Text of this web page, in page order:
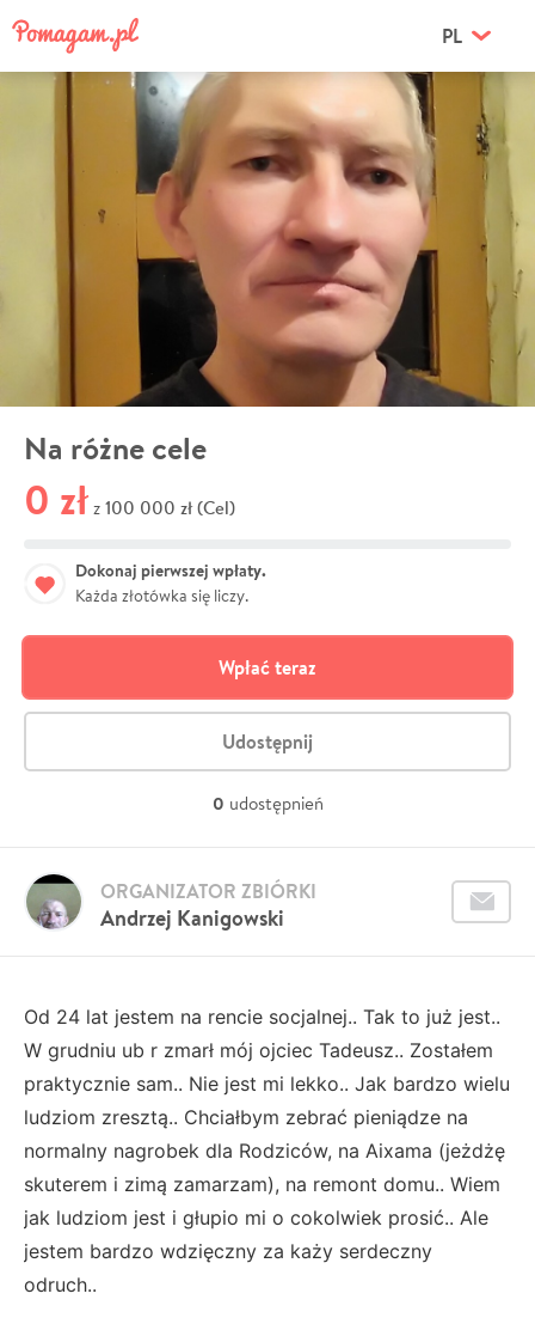
PL
Na różne cele
0 zł z 100 000 zł (Cel)
Dokonaj pierwszej wpłaty.
Każda złotówka się liczy.
Wpłać teraz
Udostępnij
0 udostępnień
Andrzej Kanigowski
ORGANIZATOR ZBIÓRKI
Od 24 lat jestem na rencie socjalnej.. Tak to już jest..
W grudniu ub r zmarł mój ojciec Tadeusz.. Zostałem
praktycznie sam.. Nie jest mi lekko.. Jak bardzo wielu
ludziom zresztą.. Chciałbym zebrać pieniądze na
normalny nagrobek dla Rodziców, na Aixama (jeżdżę
skuterem i zimą zamarzam), na remont domu.. Wiem
jak ludziom jest i głupio mi o cokolwiek prosić.. Ale
jestem bardzo wdzięczny za każy serdeczny
odruch..